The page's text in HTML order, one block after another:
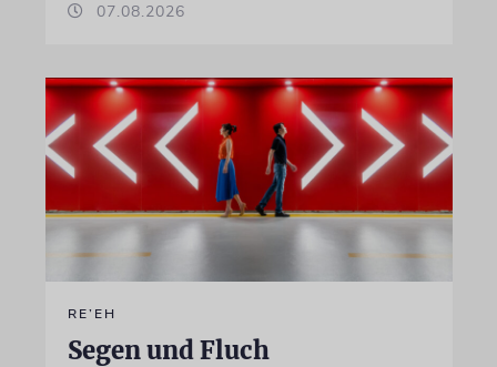
07.08.2026
RE’EH
Segen und Fluch